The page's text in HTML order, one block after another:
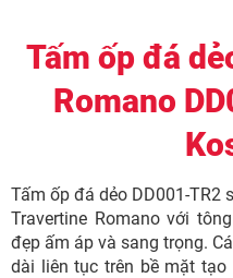
Tấm ốp đá
Romano
Tấm ốp đá dẻo DD001-TR2
Travertine Romano với
đẹp ấm áp và sang trọng.
dài liên tục trên bề mặt